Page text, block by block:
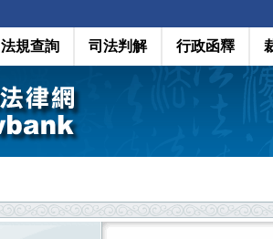
法規查詢 司法判解 行政函釋